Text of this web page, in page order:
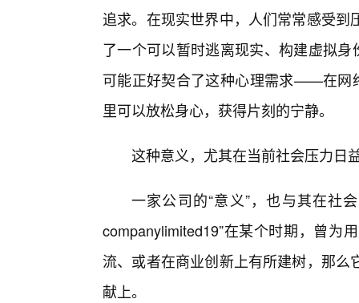
追求。在现实世界中，人们常常感受
了一个可以暂时逃离现实、构建虚拟
可能正好契合了这种心理需求——在网
里可以放松身心，获得片刻的宁静。
这种意义，尤其在当前社会压力日
一家公司的“意义”，也与其在社
companylimited19”在某个时期，曾为
流、或者在商业创新上有所建树，那
献上。